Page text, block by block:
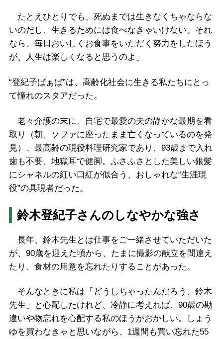
たとえひとりでも、死ぬまでは生きなくちゃならな
いのだし、生きるためには食べなきゃいけない。それ
なら、毎日おいしくお食事をいただく努力をしたほう
が、人生は楽しくなると思うのよ」
“登紀子ばぁば”は、高齢化社会に生きる私たちにとっ
て憧れのスタアだった。
老々介護の末に、自宅で最愛の夫の静かな最期を看
取り（朝、ソファに座ったまま亡くなっているのを発
見）、最高齢の現役料理研究家であり、93歳まで入れ
歯も不要、地獄耳で健脚。ふさふさとした美しい銀髪
にシャネルの紅い口紅が似合う、おしゃれな“生涯現
役”の具現者だった。
鈴木登紀子さんのしなやかな強さ
長年、鈴木先生とは仕事をご一緒させていただいた
が、90歳を迎えた頃から、たまに撮影の献立を間違え
たり、食材の用意を忘れたりすることがあった。
そんなときに私は「どうしちゃったんだろう、鈴木
先生」と心配したけれど、冷静に考えれば、90歳の勘
違いや物忘れを心配する私のほうがおかしい。しょう
ゆを買わなきゃと思いながら、1週間も買い忘れた55